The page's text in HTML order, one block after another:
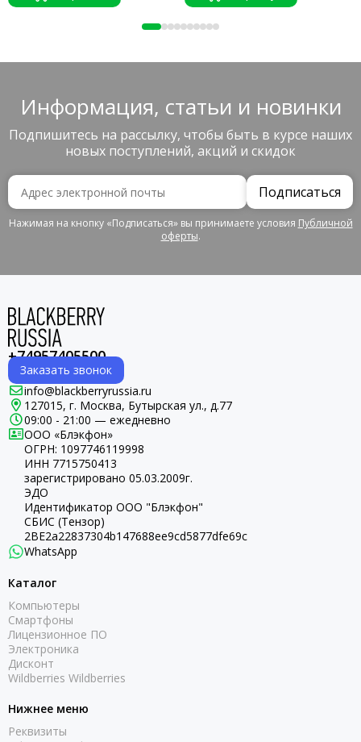
Информация, статьи и новинки
Подпишитесь на рассылку, чтобы быть в курсе наших
новых поступлений, акций и скидок
Подписаться
Нажимая на кнопку «Подписаться» вы принимаете условия Публичной
оферты.
+74957405500
Заказать звонок
info@blackberryrussia.ru
127015, г. Москва, Бутырская ул., д.77
09:00 - 21:00 — ежедневно
ООО «Блэкфон»
ОГРН: 1097746119998
ИНН 7715750413
зарегистрировано 05.03.2009г.
ЭДО
Идентификатор ООО "Блэкфон"
СБИС (Тензор)
2BE2a22837304b147688ee9cd5877dfe69c
WhatsApp
Каталог
Компьютеры
Смартфоны
Лицензионное ПО
Электроника
Дисконт
Wildberries Wildberries
Нижнее меню
Реквизиты